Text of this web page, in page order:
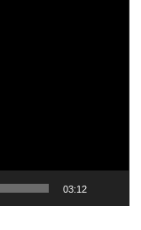
03:12